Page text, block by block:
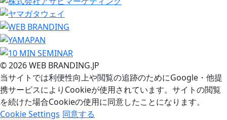
© 2026 WEB BRANDING.JP
当サイトでは利便性向上や閲覧の追跡のためにGoogle・他提
携サービスによりCookieが使用されています。サイトの閲覧
を続けた場合Cookieの使用に同意したことになります。
Cookie Settings 同意する